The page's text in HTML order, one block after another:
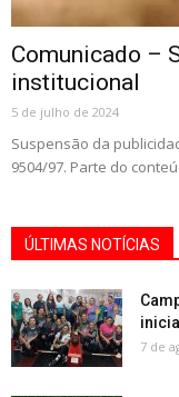
Comunicado –
institucional
5 de julho de 2024
Suspensão da
9504/97. Parte do
ÚLTIMAS NOTÍCIAS
7 de